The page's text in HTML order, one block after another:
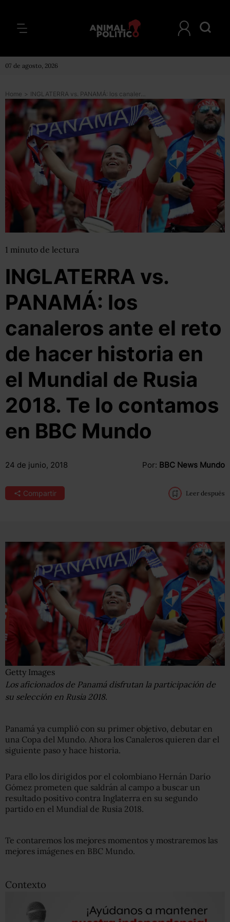
07 de agosto, 2026
Home > INGLATERRA vs. PANAMÁ: los canaleros ante el reto de hacer historia en el Mundial de Rusia 2018. Te lo contamos en BBC Mundo
1 minuto de lectura
INGLATERRA vs.
PANAMÁ: los
canaleros ante el reto
de hacer historia en
el Mundial de Rusia
2018. Te lo contamos
en BBC Mundo
24 de junio, 2018 Por: BBC News Mundo
Compartir Leer después
Getty Images
Los aficionados de Panamá disfrutan la participación de
su selección en Rusia 2018.
Panamá ya cumplió con su primer objetivo, debutar en
una Copa del Mundo. Ahora los Canaleros quieren dar el
siguiente paso y hace historia.
Para ello los dirigidos por el colombiano Hernán Darío
Gómez prometen que saldrán al campo a buscar un
resultado positivo contra Inglaterra en su segundo
partido en el Mundial de Rusia 2018.
Te contaremos los mejores momentos y mostraremos las
mejores imágenes en BBC Mundo.
Contexto